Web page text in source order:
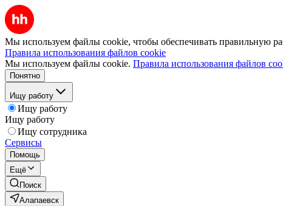
Мы используем файлы cookie, чтобы обеспечивать правильную
Правила использования файлов cookie
Мы используем файлы cookie. Правила использования файлов
Понятно
Ищу работу
Ищу работу
Ищу работу
Ищу сотрудника
Сервисы
Помощь
Ещё
Поиск
Алапаевск